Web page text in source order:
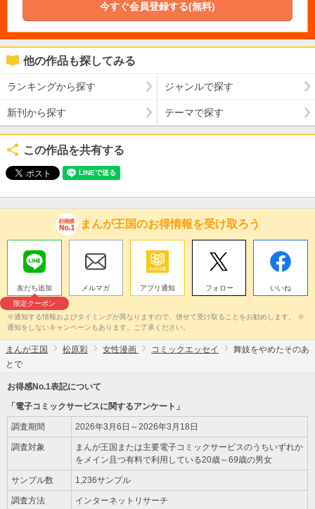
今すぐ会員登録する(無料)
他の作品も探してみる
ランキングから探す ジャンルで探す
新刊から探す テーマで探す
この作品を共有する
まんが王国のお得情報を受け取ろう
友だち追加
限定クーポン
メルマガ アプリ通知 フォロー いいね
※通知する情報およびタイミングが異なりますので、併せて受け取ることをお勧めします。 ※
通知をしないキャンペーンもあります。ご了承ください。
まんが王国 松原彩 女性漫画 コミックエッセイ
舞妓をやめたそのあ
とで
お得感No.1表記について
「電子コミックサービスに関するアンケート」
調査期間 2026年3月6日～2026年3月18日
調査対象
まんが王国または主要電子コミックサービスのうちいずれか
をメイン且つ有料で利用している20歳～69歳の男女
サンプル数 1,236サンプル
調査方法 インターネットリサーチ